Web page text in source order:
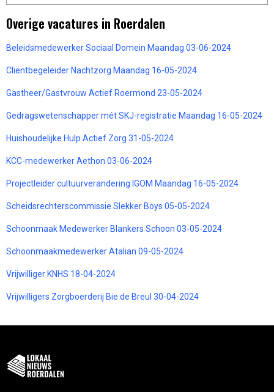
Overige vacatures in Roerdalen
Beleidsmedewerker Sociaal Domein Maandag 03-06-2024
Cliëntbegeleider Nachtzorg Maandag 16-05-2024
Gastheer/Gastvrouw Actief Roermond 23-05-2024
Gedragswetenschapper mét SKJ-registratie Maandag 16-05-2024
Huishoudelijke Hulp Actief Zorg 31-05-2024
KCC-medewerker Aethon 03-06-2024
Projectleider cultuurverandering IGOM Maandag 16-05-2024
Scheidsrechterscommissie Slekker Boys 05-05-2024
Schoonmaak Medewerker Blankers Schoon 03-05-2024
Schoonmaakmedewerker Atalian 09-05-2024
Vrijwilliger KNHS 18-04-2024
Vrijwilligers Zorgboerderij Bie de Breul 30-04-2024